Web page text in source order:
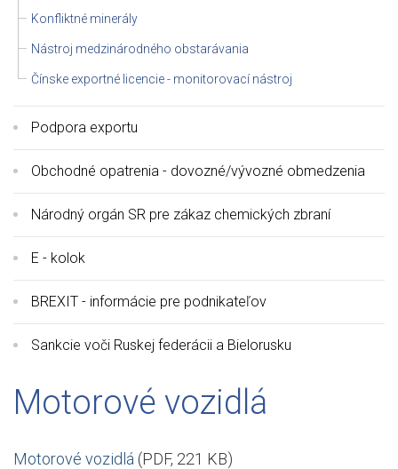
Konfliktné minerály
Nástroj medzinárodného obstarávania
Čínske exportné licencie - monitorovací nástroj
Podpora exportu
Obchodné opatrenia - dovozné/vývozné obmedzenia
Národný orgán SR pre zákaz chemických zbraní
E - kolok
BREXIT - informácie pre podnikateľov
Sankcie voči Ruskej federácii a Bielorusku
Motorové vozidlá
Motorové vozidlá (PDF, 221 KB)